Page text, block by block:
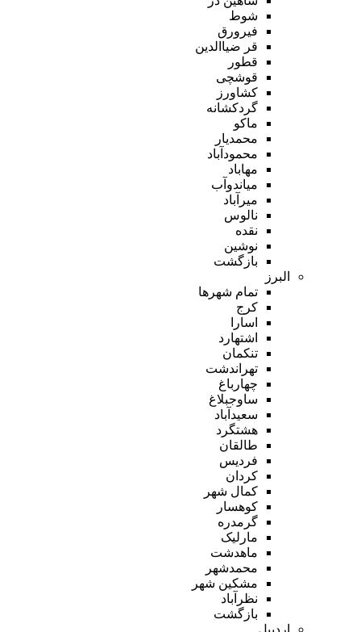
شوط
فیرورق
قر ضیاالدین
قطور
قوشچی
کشاورز
گردکشانه
ماکو
محمدیار
محمودآباد
مهاباد
میاندوآب
میرآباد
نالوس
نقده
نوشین
بازگشت
البرز
تمام شهر‌ها
کرج
اسارا
اشتهارد
تنکمان
تهراندشت
چهارباغ
ساوجبلاغ
سعیدآباد
هشتگرد
طالقان
فردیس
کردان
کمال شهر
کوهسار
گرمدره
مارلیک
ماهدشت
محمدشهر
مشکین شهر
نظرآباد
بازگشت
اردبیل